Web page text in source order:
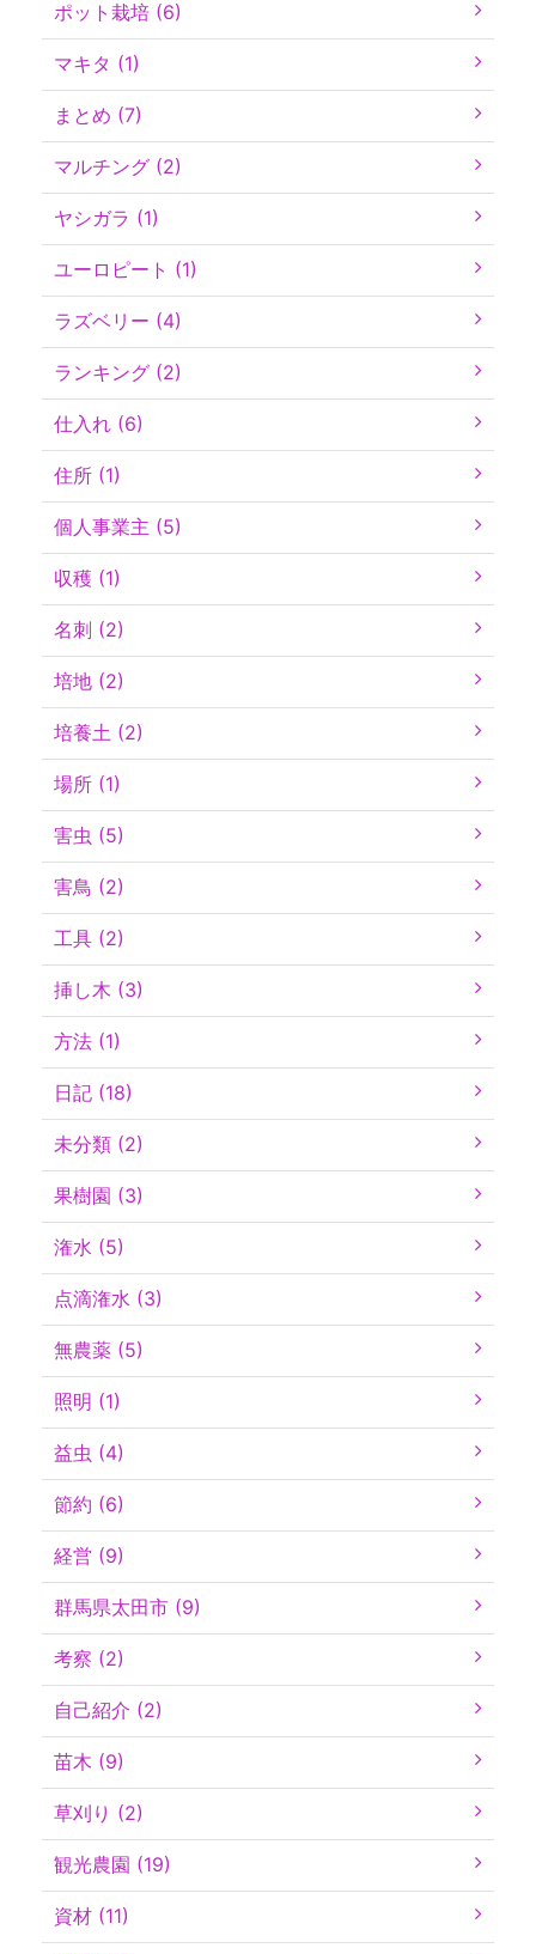
ポット栽培 (6)
マキタ (1)
まとめ (7)
マルチング (2)
ヤシガラ (1)
ユーロピート (1)
ラズベリー (4)
ランキング (2)
仕入れ (6)
住所 (1)
個人事業主 (5)
収穫 (1)
名刺 (2)
培地 (2)
培養土 (2)
場所 (1)
害虫 (5)
害鳥 (2)
工具 (2)
挿し木 (3)
方法 (1)
日記 (18)
未分類 (2)
果樹園 (3)
潅水 (5)
点滴潅水 (3)
無農薬 (5)
照明 (1)
益虫 (4)
節約 (6)
経営 (9)
群馬県太田市 (9)
考察 (2)
自己紹介 (2)
苗木 (9)
草刈り (2)
観光農園 (19)
資材 (11)